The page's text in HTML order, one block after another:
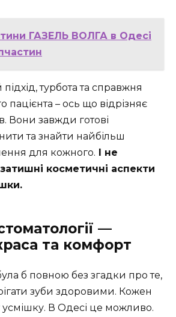
ГАЗЕЛЬ ВОЛГА в Одесі
турбота та справжня
пацієнта – ось що відрізняє
Вони завжди готові
та знайти найбільш
для кожного. І не
косметичні аспекти
—
та комфорт
б повною без згадки про те,
зуби здоровими. Кожен
усмішку. В Одесі це можливо.